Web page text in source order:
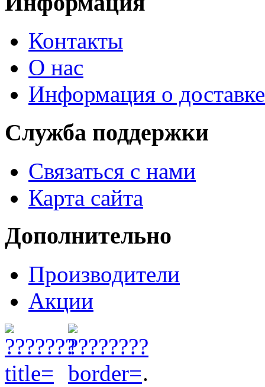
Контакты
О нас
Информация о доставке
Служба поддержки
Связаться с нами
Карта сайта
Дополнительно
Производители
Акции
.